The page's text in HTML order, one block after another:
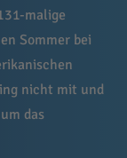
malige
Sommer bei
nicht mit und
das